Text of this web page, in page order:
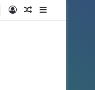
EntrarArtigo aleatório
Barra Lateral